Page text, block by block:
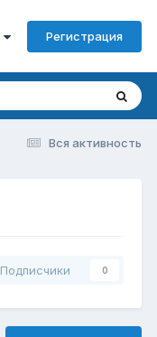
Регистрация
Вся активность
Подписчики 0